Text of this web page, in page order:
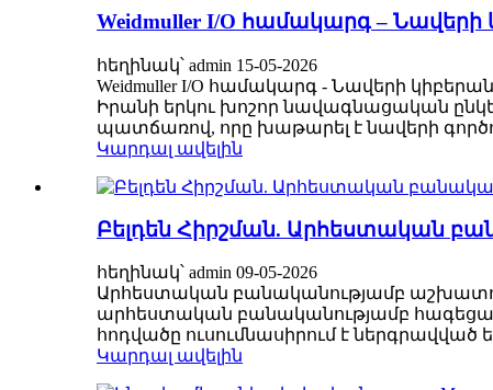
Weidmuller I/O համակարգ –
հեղինակ՝ admin 15-05-2026
Weidmuller I/O համակարգ - Նավերի
Իրանի երկու խոշոր նավագնացական
պատճառով, որը խաթարել է նավերի
Կարդալ ավելին
Բելդեն Հիրշման. Արհեստական
հեղինակ՝ admin 09-05-2026
Արհեստական ​​բանականությամբ աշխատող
արհեստական ​​բանականությամբ հագեցած
հոդվածը ուսումնասիրում է
Կարդալ ավելին